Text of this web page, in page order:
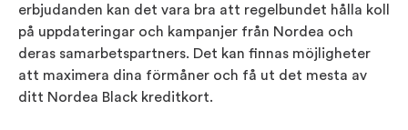
erbjudanden kan det vara bra att regelbundet hålla koll
på uppdateringar och kampanjer från Nordea och
deras samarbetspartners. Det kan finnas möjligheter
att maximera dina förmåner och få ut det mesta av
ditt Nordea Black kreditkort.